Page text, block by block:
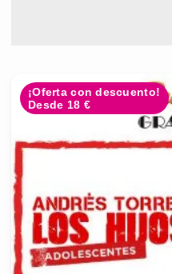
¡Oferta con descuento!
Desde 18 €